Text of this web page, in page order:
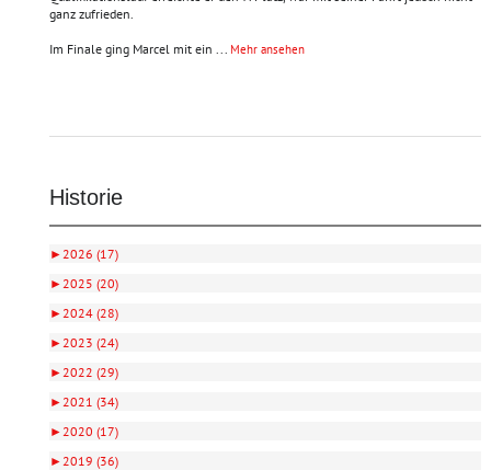
ganz zufrieden.
Im Finale ging Marcel mit ein Mehr ansehen
Historie
►2026 (17)
►2025 (20)
►2024 (28)
►2023 (24)
►2022 (29)
►2021 (34)
►2020 (17)
►2019 (36)